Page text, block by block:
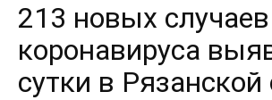
213 новых случаев
коронавируса
сутки в Рязанской